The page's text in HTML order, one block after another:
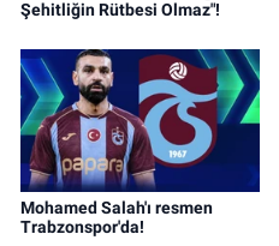
Şehitliğin Rütbesi Olmaz"!
Mohamed Salah'ı resmen
Trabzonspor'da!